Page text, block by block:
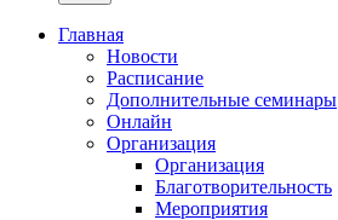
Главная
Новости
Расписание
Дополнительные семинары
Онлайн
Организация
Организация
Благотворительность
Мероприятия